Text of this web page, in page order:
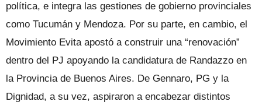
política, e integra las gestiones de gobierno provinciales
como Tucumán y Mendoza. Por su parte, en cambio, el
Movimiento Evita apostó a construir una “renovación”
dentro del PJ apoyando la candidatura de Randazzo en
la Provincia de Buenos Aires. De Gennaro, PG y la
Dignidad, a su vez, as­piraron a encabezar distintos